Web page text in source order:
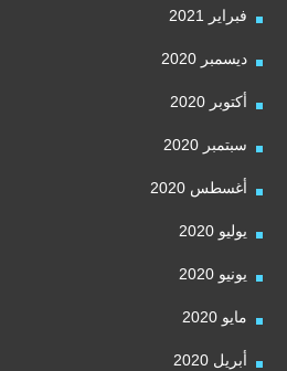
فبراير 2021
ديسمبر 2020
أكتوبر 2020
سبتمبر 2020
أغسطس 2020
يوليو 2020
يونيو 2020
مايو 2020
أبريل 2020